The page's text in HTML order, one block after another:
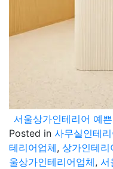
서울상가인테리어 예
Posted in 사무실인테리
테리어업체, 상가인테리
울상가인테리어업체, 서